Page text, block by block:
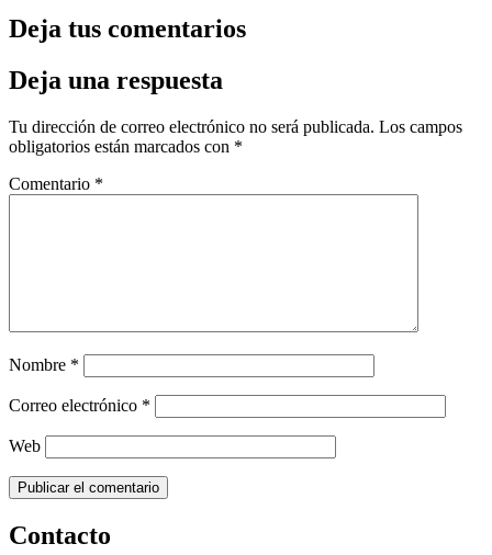
Deja tus comentarios
Deja una respuesta
Tu dirección de correo electrónico no será publicada. Los campos
obligatorios están marcados con *
Comentario *
Nombre *
Correo electrónico *
Web
Contacto